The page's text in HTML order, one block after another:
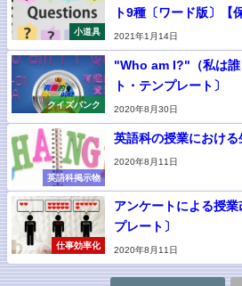
小道具
ト9種〔ワード版〕【
2021年1月14日
クイズバンク
"Who am I?"（私は誰
ト・テンプレート〕
2020年8月30日
英語科掲示物
英語科の授業における
2020年8月11日
仕事効率化
アンケートによる授
プレート〕
2020年8月11日